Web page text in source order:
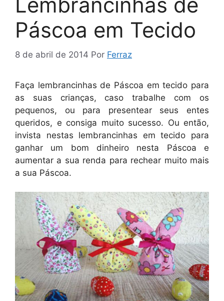
Páscoa em Tecido
8 de abril de 2014 Por Ferraz
Faça lembrancinhas de Páscoa em tecido para
as suas crianças, caso trabalhe com os
pequenos, ou para presentear seus entes
queridos, e consiga muito sucesso. Ou então,
invista nestas lembrancinhas em tecido para
ganhar um bom dinheiro nesta Páscoa e
aumentar a sua renda para rechear muito mais
a sua Páscoa.